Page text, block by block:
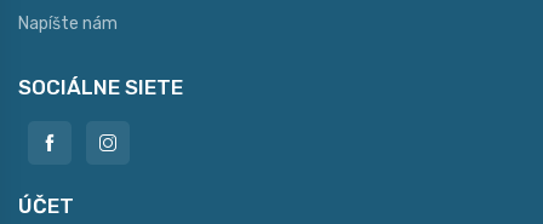
Napíšte nám
SOCIÁLNE SIETE
ÚČET